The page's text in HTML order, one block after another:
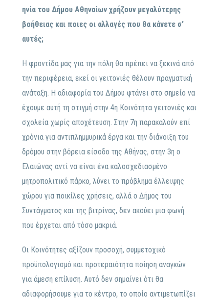
ηνία του Δήμου Αθηναίων χρήζουν μεγαλύτερης
βοήθειας και ποιες οι αλλαγές που θα κάνετε σ’
αυτές;
Η φροντίδα μας για την πόλη θα πρέπει να ξεκινά από
την περιφέρεια, εκεί οι γειτονιές θέλουν πραγματική
ανάταξη. Η αδιαφορία του Δήμου φτάνει στο σημείο να
έχουμε αυτή τη στιγμή στην 4η Κοινότητα γειτονιές και
σχολεία χωρίς αποχέτευση. Στην 7η παρακαλούν επί
χρόνια για αντιπλημμυρικά έργα και την διάνοιξη του
δρόμου στην βόρεια είσοδο της Αθήνας, στην 3η ο
Ελαιώνας αντί να είναι ένα καλοσχεδιασμένο
μητροπολιτικό πάρκο, λύνει το πρόβλημα έλλειψης
χώρου για ποικίλες χρήσεις, αλλά ο Δήμος του
Συντάγματος και της βιτρίνας, δεν ακούει μια φωνή
που έρχεται από τόσο μακριά.
Οι Κοινότητες αξίζουν προσοχή, συμμετοχικό
προϋπολογισμό και προτεραιότητα ποίηση αναγκών
για άμεση επίλυση. Αυτό δεν σημαίνει ότι θα
αδιαφορήσουμε για το κέντρο, το οποίο αντιμετωπίζει